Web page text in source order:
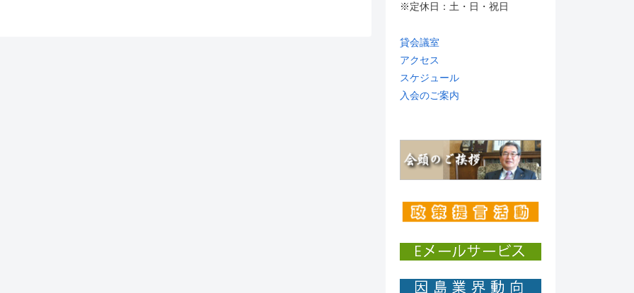
※定休日：土・日・祝日
貸会議室
アクセス
スケジュール
入会のご案内